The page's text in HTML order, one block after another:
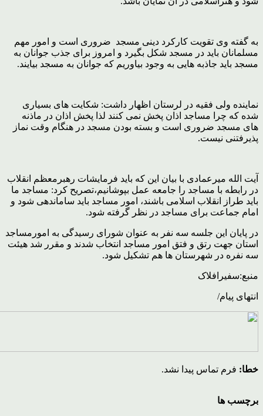
به گفته وی تقویت کارکرد دینی مسجد ضروری است و امور مهم
مسلمانان باید در مسجد شکل بگیرد و امروز برای جذب جوانان به
مسجد باید جاذبه هایی به وجود بیاوریم که جوانان به مسجد بیایند.
نماینده ولی فقیه در لرستان اظهار داشت: شکایت های بسیاری
شده که چرا مساجد اذان پخش نمی کنند لذا پخش اذان در ماذنه
های مسجد ضروری است و بسته بودن مسجد در هنگام وقت نماز
پذیرفتنی نیست.
آیت الله میرعمادی با بیان این که باید فرمایشات رهبرمعظم انقلاب
در رابطه با مساجد را جامعه عمل بپوشانیم،تصریح کرد: مساجد ما
باید طراز انقلاب اسلامی باشند، امور مساجد باید ساماندهی شود و
امام جماعت برای مساجد در نظر گرفته شود.
در پایان این جلسه سه نفر به عنوان شورای رسیدگی به امورمساجد
استان جهت رتق و فتق امور مساجد انتخاب شدند و مقرر شد هیئت
سه نفره در شهرستان ها هم تشکیل شود.
منبع:سفیرافلاک
انتهای پیام/
خطا: فرم تماس پیدا نشد.
برچسب ها